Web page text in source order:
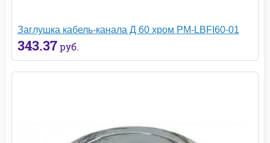
Заглушка кабель-канала Д 60 хром PM-LBFI60-01
343.37 руб.